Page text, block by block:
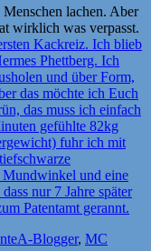
lachen. Aber
wirklich was verpasst.
Kackreiz. Ich blieb
Phettberg. Ich
und über Form,
das möchte ich Euch
das muss ich einfach
gefühlte 82kg
fuhr ich mit
und eine
nur 7 Jahre später
Patentamt gerannt.
Schlagwörter
A-Blogger, MC